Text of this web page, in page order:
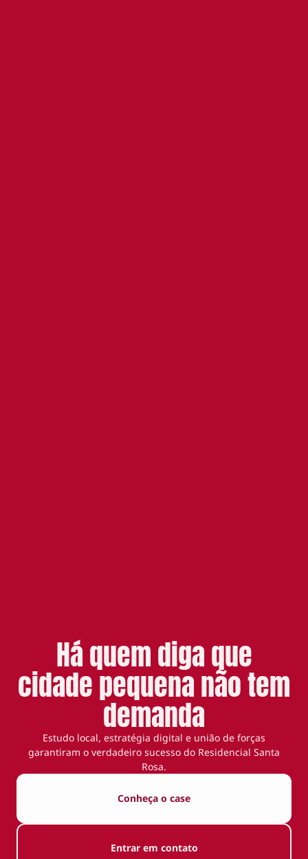
Há quem diga que
cidade pequena não tem
demanda
Estudo local, estratégia digital e união de forças
garantiram o verdadeiro sucesso do Residencial Santa
Rosa.
Conheça o case
Entrar em contato